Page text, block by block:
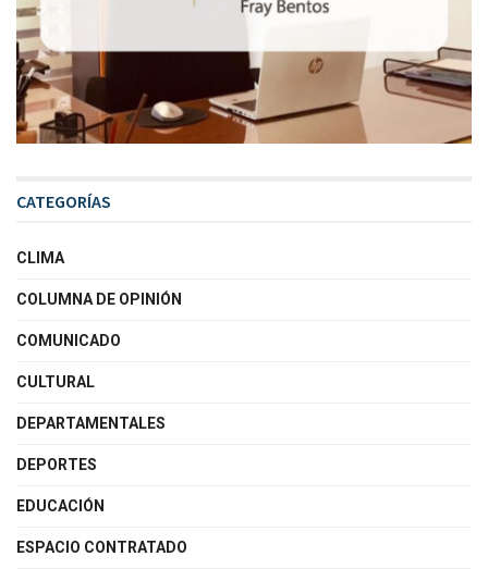
CATEGORÍAS
CLIMA
COLUMNA DE OPINIÓN
COMUNICADO
CULTURAL
DEPARTAMENTALES
DEPORTES
EDUCACIÓN
ESPACIO CONTRATADO